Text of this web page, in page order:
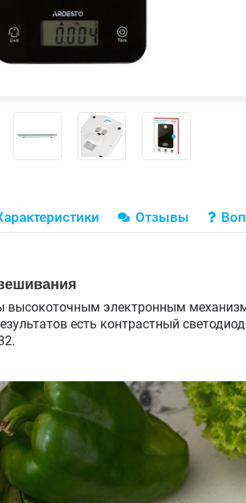
Отзывы
высокоточным электронным
есть контрастный